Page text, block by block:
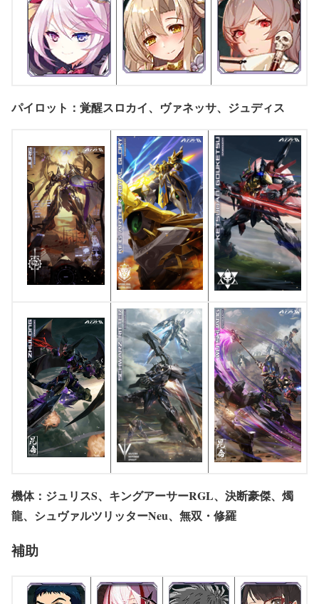
パイロット：覚醒スロカイ、ヴァネッサ、ジュディス
機体：ジュリスS、キングアーサーRGL、決断豪傑、燭
龍、シュヴァルツリッターNeu、無双・修羅
補助